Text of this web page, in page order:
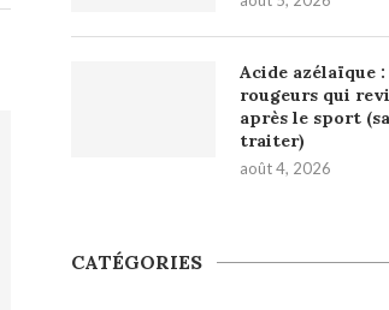
Acide azélaïque
rougeurs qui
après le sport
traiter)
août 4, 2026
CATÉGORIES